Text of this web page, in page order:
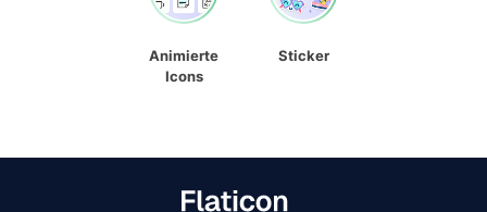
Animierte
Icons
Sticker